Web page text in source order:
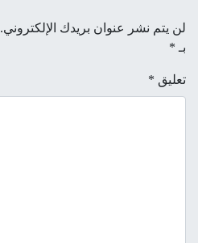
لن يتم نشر عنوان بريدك الإلكتروني.
بـ *
تعليق *